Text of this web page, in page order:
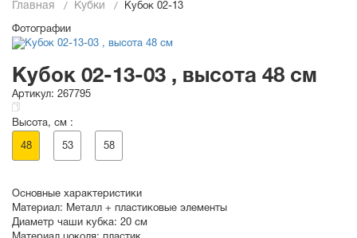
Главная Кубки Кубок 02-13
Фотографии
Кубок 02-13-03 , высота 48 см
Артикул: 267795
Высота, см :
48 53 58
Основные характеристики
Материал: Металл + пластиковые элементы
Диаметр чаши кубка: 20 см